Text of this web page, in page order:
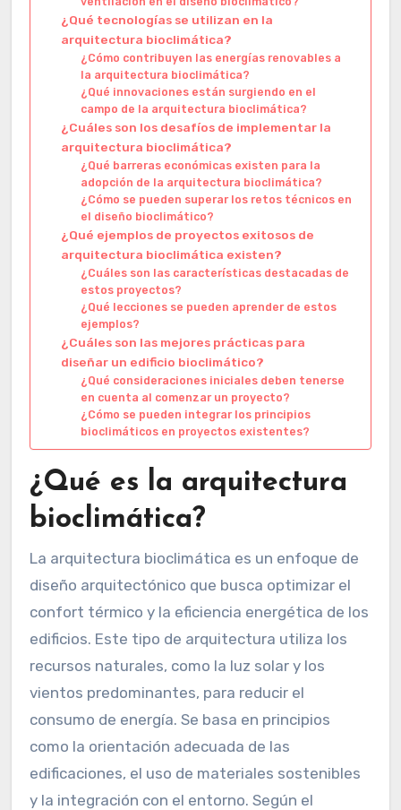
¿Qué tecnologías se utilizan en la
arquitectura bioclimática?
¿Cómo contribuyen las energías renovables a
la arquitectura bioclimática?
¿Qué innovaciones están surgiendo en el
campo de la arquitectura bioclimática?
¿Cuáles son los desafíos de implementar la
arquitectura bioclimática?
¿Qué barreras económicas existen para la
adopción de la arquitectura bioclimática?
¿Cómo se pueden superar los retos técnicos en
el diseño bioclimático?
¿Qué ejemplos de proyectos exitosos de
arquitectura bioclimática existen?
¿Cuáles son las características destacadas de
estos proyectos?
¿Qué lecciones se pueden aprender de estos
ejemplos?
¿Cuáles son las mejores prácticas para
diseñar un edificio bioclimático?
¿Qué consideraciones iniciales deben tenerse
en cuenta al comenzar un proyecto?
¿Cómo se pueden integrar los principios
bioclimáticos en proyectos existentes?
¿Qué es la arquitectura
bioclimática?
La arquitectura bioclimática es un enfoque de
diseño arquitectónico que busca optimizar el
confort térmico y la eficiencia energética de los
edificios. Este tipo de arquitectura utiliza los
recursos naturales, como la luz solar y los
vientos predominantes, para reducir el
consumo de energía. Se basa en principios
como la orientación adecuada de las
edificaciones, el uso de materiales sostenibles
y la integración con el entorno. Según el